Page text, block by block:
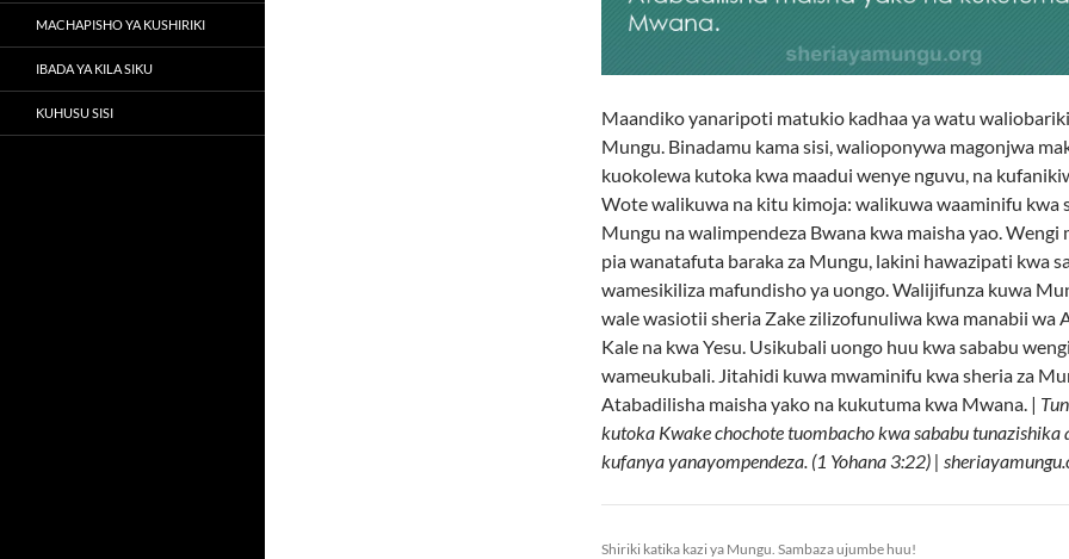
Maandiko yanaripoti matukio kadhaa ya watu
Mungu. Binadamu kama sisi, walioponywa magonjwa
kuokolewa kutoka kwa maadui wenye nguvu, na
Wote walikuwa na kitu kimoja: walikuwa waaminifu kwa
Mungu na walimpendeza Bwana kwa maisha yao. Wengi
pia wanatafuta baraka za Mungu, lakini hawazipati kwa
wamesikiliza mafundisho ya uongo. Walijifunza kuwa
wale wasiotii sheria Zake zilizofunuliwa kwa manabii wa
Kale na kwa Yesu. Usikubali uongo huu kwa sababu
wameukubali. Jitahidi kuwa mwaminifu kwa sheria za
Atabadilisha maisha yako na kukutuma kwa Mwana. |
kutoka Kwake chochote tuombacho kwa sababu tunazishika
kufanya yanayompendeza. (1 Yohana 3:22) |
Shiriki katika kazi ya Mungu. Sambaza ujumbe huu!
MACHAPISHO YA KUSHIRIKI
IBADA YA KILA SIKU
KUHUSU SISI